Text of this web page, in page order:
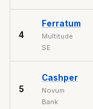
4
Ferratum
Multitude
SE
5
Cashper
Novum
Bank